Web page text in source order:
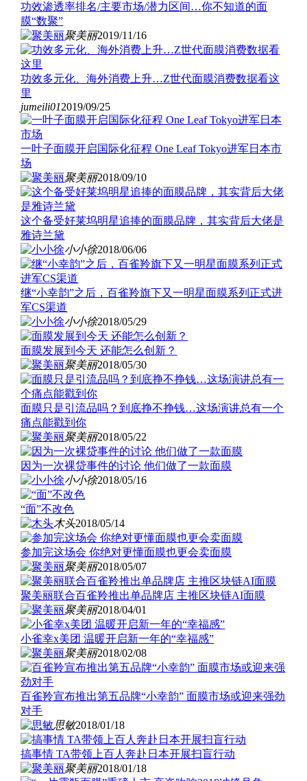
功效渗透率排名/主要市场/潜力区间…你不知道的面
膜“数聚”
聚美丽2019/11/16
功效多元化、海外消费上升…Z世代面膜消费数据看这
里
jumeili012019/09/25
一叶子面膜开启国际化征程 One Leaf Tokyo进军日本市
场
聚美丽2018/09/10
这个备受好莱坞明星追捧的面膜品牌，其实背后大佬是
雅诗兰黛
小小徐2018/06/06
继“小幸韵”之后，百雀羚旗下又一明星面膜系列正式进
军CS渠道
小小徐2018/05/29
面膜发展到今天 还能怎么创新？
聚美丽2018/05/30
面膜只是引流品吗？到底挣不挣钱…这场演讲总有一个
痛点能戳到你
聚美丽2018/05/22
因为一次裸贷事件的讨论 他们做了一款面膜
小小徐2018/05/16
“面”不改色
木头2018/05/14
参加完这场会 你绝对更懂面膜也更会卖面膜
聚美丽2018/05/07
聚美丽联合百雀羚推出单品牌店 主推区块链AI面膜
聚美丽2018/04/01
小雀幸x美团 温暖开启新一年的“幸福感”
聚美丽2018/02/08
百雀羚宣布推出第五品牌“小幸韵” 面膜市场或迎来强劲
对手
思敏2018/01/18
搞事情 TA带领上百人奔赴日本开展扫盲行动
聚美丽2018/01/18